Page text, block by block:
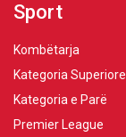
Sport
Kombëtarja
Kategoria Superiore
Kategoria e Parë
Premier League